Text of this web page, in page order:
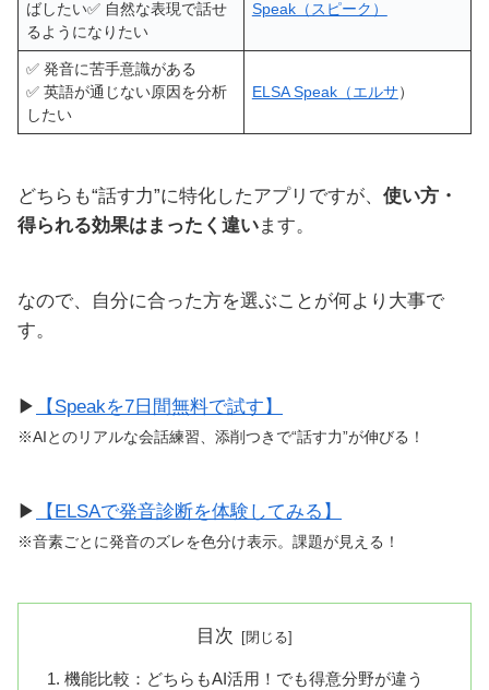
ばしたい✅ 自然な表現で話せ
るようになりたい
Speak（スピーク）
✅ 発音に苦手意識がある
✅ 英語が通じない原因を分析
したい
ELSA Speak（エルサ）
どちらも“話す力”に特化したアプリですが、 使い方・
得られる効果はまったく違います。
なので、自分に合った方を選ぶことが何より大事で
す。
▶ 【Speakを7日間無料で試す】
※AIとのリアルな会話練習、添削つきで“話す力”が伸びる！
▶ 【ELSAで発音診断を体験してみる】
※音素ごとに発音のズレを色分け表示。課題が見える！
目次
機能比較：どちらもAI活用！でも得意分野が違う